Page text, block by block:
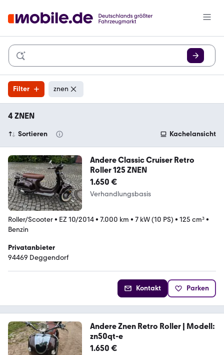
Filter znen
4 ZNEN
Sortieren Kachelansicht
Andere Classic Cruiser Retro
Roller 125 ZNEN
1.650 €
Verhandlungsbasis
Roller/Scooter• EZ 10/2014• 7.000 km • 7 kW (10 PS) • 125 cm³•
Benzin
Privatanbieter
94469 Deggendorf
Kontakt Parken
Andere Znen Retro Roller | Modell:
zn50qt-e
1.650 €